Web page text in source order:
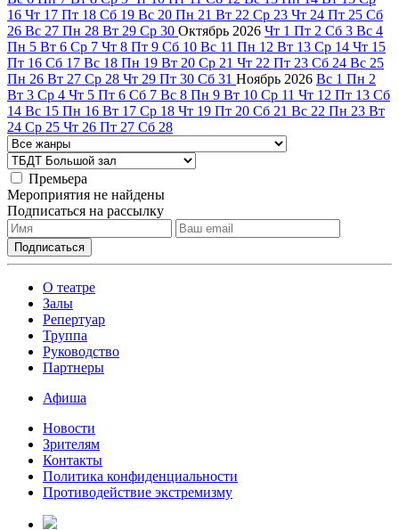
16 Чт 17 Пт 18 Сб 19 Вс 20 Пн 21 Вт 22 Ср 23 Чт 24 Пт 25 Сб
26 Вс 27 Пн 28 Вт 29 Ср 30 Октябрь 2026 Чт 1 Пт 2 Сб 3 Вс 4
Пн 5 Вт 6 Ср 7 Чт 8 Пт 9 Сб 10 Вс 11 Пн 12 Вт 13 Ср 14 Чт 15
Пт 16 Сб 17 Вс 18 Пн 19 Вт 20 Ср 21 Чт 22 Пт 23 Сб 24 Вс 25
Пн 26 Вт 27 Ср 28 Чт 29 Пт 30 Сб 31 Ноябрь 2026 Вс 1 Пн 2
Вт 3 Ср 4 Чт 5 Пт 6 Сб 7 Вс 8 Пн 9 Вт 10 Ср 11 Чт 12 Пт 13 Сб
14 Вс 15 Пн 16 Вт 17 Ср 18 Чт 19 Пт 20 Сб 21 Вс 22 Пн 23 Вт
24 Ср 25 Чт 26 Пт 27 Сб 28
Премьера
Мероприятия не найдены
Подписаться на рассылку
О театре
Залы
Репертуар
Труппа
Руководство
Партнеры
Афиша
Новости
Зрителям
Контакты
Политика конфиденциальности
Противодействие экстремизму